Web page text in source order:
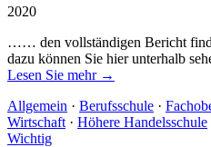
2020
…… den vollständigen Bericht
dazu können Sie hier unterhalb
Lesen Sie mehr →
Allgemein · Berufsschule ·
Wirtschaft · Höhere Handelsschule
Wichtig